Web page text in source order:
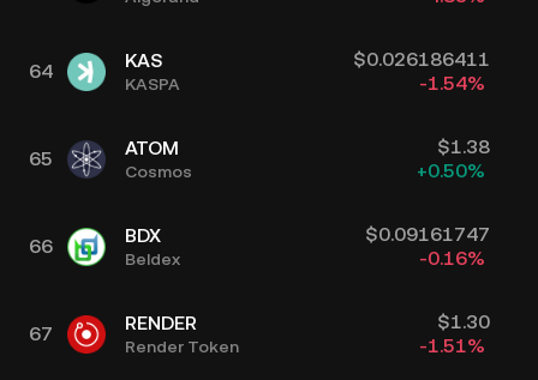
64 KAS
KASPA
$0.026186411
-1.54%
65 ATOM
Cosmos
$1.38
+0.50%
66 BDX
Beldex
$0.09161747
-0.16%
67 RENDER
Render Token
$1.30
-1.51%